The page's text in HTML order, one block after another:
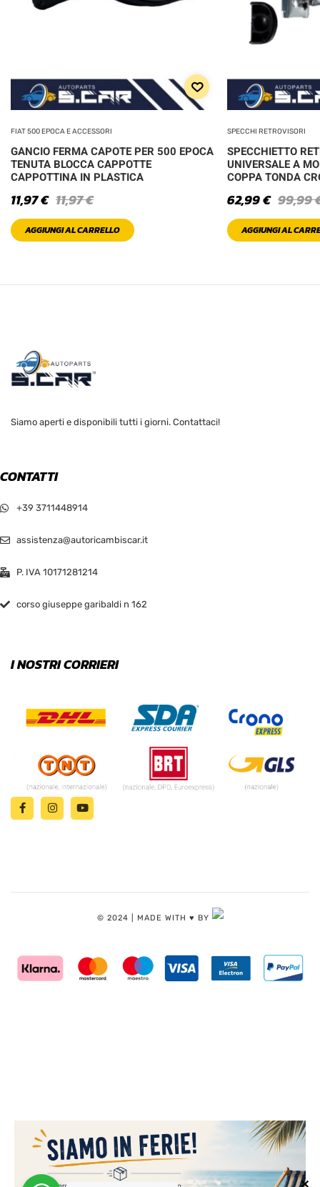
FIAT 500 EPOCA E ACCESSORI
GANCIO FERMA CAPOTE PER 500 EPOCA
TENUTA BLOCCA CAPPOTTE
CAPPOTTINA IN PLASTICA
11,97€
11,97€
AGGIUNGI AL CARRELLO
SPECCHI RETROVISORI
SPECCHIETTO
UNIVERSALE A
COPPA TONDA
99,99
62,99€
AGGIUNGI AL
Siamo aperti e disponibili tutti i giorni. Contattaci!
CONTATTI
+39 3711448914
assistenza@autoricambiscar.it
P. IVA 10171281214
corso giuseppe garibaldi n 162
I NOSTRI CORRIERI
© 2024 | MADE WITH ♥️ BY